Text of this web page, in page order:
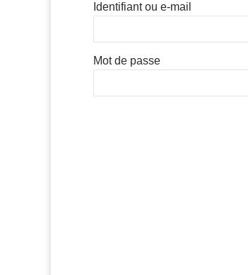
Identifiant ou e-mail
Mot de passe